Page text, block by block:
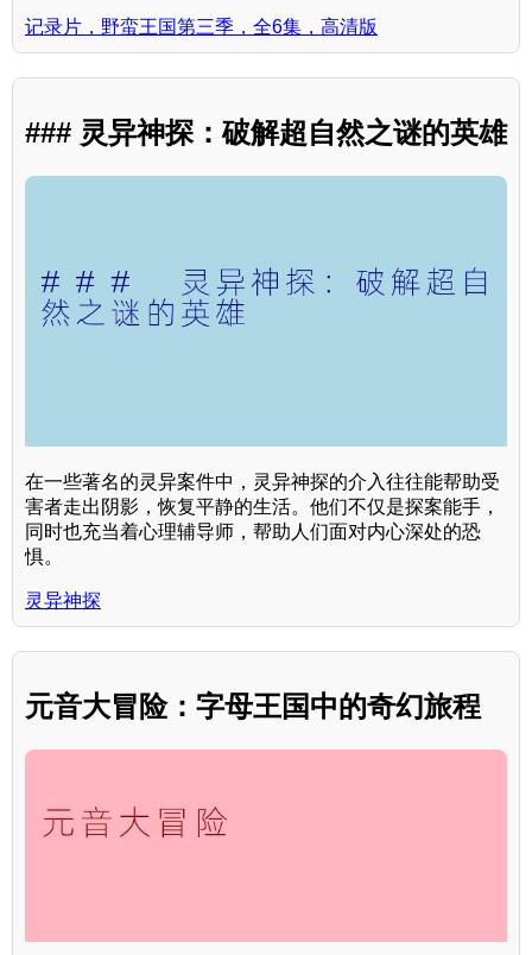
记录片，野蛮王国第三季，全6集，高清版
### 灵异神探：破解超自然之谜的英雄
在一些著名的灵异案件中，灵异神探的介入往往能帮助受
害者走出阴影，恢复平静的生活。他们不仅是探案能手，
同时也充当着心理辅导师，帮助人们面对内心深处的恐
惧。
灵异神探
元音大冒险：字母王国中的奇幻旅程